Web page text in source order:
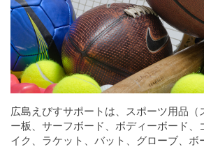
広島えびすサポートは、スポーツ用品（
ー板、サーフボード、ボディーボード、
イク、ラケット、バット、グローブ、ボ